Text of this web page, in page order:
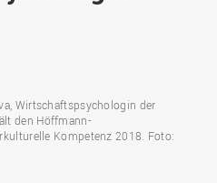
Das bietet Osnabrück
Das bietet Lingen
Forschungs-Nachrichten
Veranstaltungen und
Fachtagungen
Wirtschaftspsychologin der
den Höffmann-
Kompetenz 2018. Foto: